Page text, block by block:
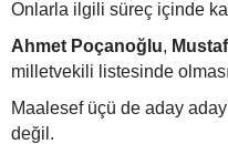
Onlarla ilgili süreç içinde
Ahmet Poçanoğlu,
milletvekili listesinde
Maalesef üçü de aday
değil.